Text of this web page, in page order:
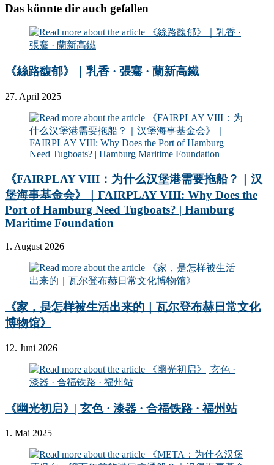
Das könnte dir auch gefallen
《絲路馥郁》｜乳香 · 張騫 · 蘭新高鐵
27. April 2025
《FAIRPLAY VIII：为什么汉堡港需要拖船？｜汉
堡海事基金会》｜FAIRPLAY VIII: Why Does the
Port of Hamburg Need Tugboats? | Hamburg
Maritime Foundation
1. August 2026
《家，是怎样被生活出来的｜瓦尔登布赫日常文化
博物馆》
12. Juni 2026
《幽光初启》| 玄色 · 漆器 · 合福铁路 · 福州站
1. Mai 2025